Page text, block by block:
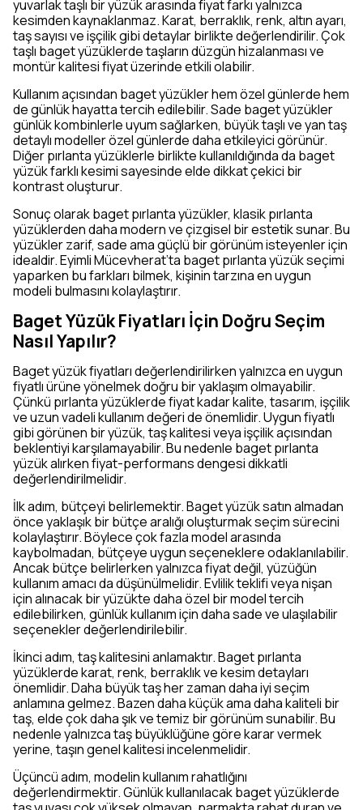
yuvarlak taşlı bir yüzük arasında fiyat farkı yalnızca
kesimden kaynaklanmaz. Karat, berraklık, renk, altın ayarı,
taş sayısı ve işçilik gibi detaylar birlikte değerlendirilir. Çok
taşlı baget yüzüklerde taşların düzgün hizalanması ve
montür kalitesi fiyat üzerinde etkili olabilir.
Kullanım açısından baget yüzükler hem özel günlerde hem
de günlük hayatta tercih edilebilir. Sade baget yüzükler
günlük kombinlerle uyum sağlarken, büyük taşlı ve yan taş
detaylı modeller özel günlerde daha etkileyici görünür.
Diğer pırlanta yüzüklerle birlikte kullanıldığında da baget
yüzük farklı kesimi sayesinde elde dikkat çekici bir
kontrast oluşturur.
Sonuç olarak baget pırlanta yüzükler, klasik pırlanta
yüzüklerden daha modern ve çizgisel bir estetik sunar. Bu
yüzükler zarif, sade ama güçlü bir görünüm isteyenler için
idealdir. Eyimli Mücevherat’ta baget pırlanta yüzük seçimi
yaparken bu farkları bilmek, kişinin tarzına en uygun
modeli bulmasını kolaylaştırır.
Baget Yüzük Fiyatları İçin Doğru Seçim
Nasıl Yapılır?
Baget yüzük fiyatları değerlendirilirken yalnızca en uygun
fiyatlı ürüne yönelmek doğru bir yaklaşım olmayabilir.
Çünkü pırlanta yüzüklerde fiyat kadar kalite, tasarım, işçilik
ve uzun vadeli kullanım değeri de önemlidir. Uygun fiyatlı
gibi görünen bir yüzük, taş kalitesi veya işçilik açısından
beklentiyi karşılamayabilir. Bu nedenle baget pırlanta
yüzük alırken fiyat-performans dengesi dikkatli
değerlendirilmelidir.
İlk adım, bütçeyi belirlemektir. Baget yüzük satın almadan
önce yaklaşık bir bütçe aralığı oluşturmak seçim sürecini
kolaylaştırır. Böylece çok fazla model arasında
kaybolmadan, bütçeye uygun seçeneklere odaklanılabilir.
Ancak bütçe belirlerken yalnızca fiyat değil, yüzüğün
kullanım amacı da düşünülmelidir. Evlilik teklifi veya nişan
için alınacak bir yüzükte daha özel bir model tercih
edilebilirken, günlük kullanım için daha sade ve ulaşılabilir
seçenekler değerlendirilebilir.
İkinci adım, taş kalitesini anlamaktır. Baget pırlanta
yüzüklerde karat, renk, berraklık ve kesim detayları
önemlidir. Daha büyük taş her zaman daha iyi seçim
anlamına gelmez. Bazen daha küçük ama daha kaliteli bir
taş, elde çok daha şık ve temiz bir görünüm sunabilir. Bu
nedenle yalnızca taş büyüklüğüne göre karar vermek
yerine, taşın genel kalitesi incelenmelidir.
Üçüncü adım, modelin kullanım rahatlığını
değerlendirmektir. Günlük kullanılacak baget yüzüklerde